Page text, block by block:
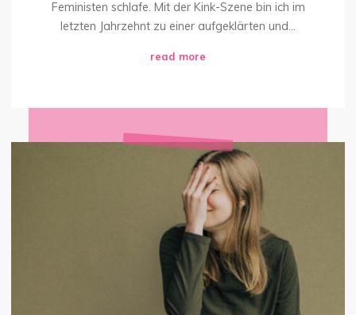
Feministen schlafe. Mit der Kink-Szene bin ich im
letzten Jahrzehnt zu einer aufgeklärten und...
read more
Lasst
uns
drüber
reden